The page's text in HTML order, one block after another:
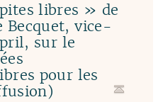
libres » de
Becquet, vice-
sur le
pour les